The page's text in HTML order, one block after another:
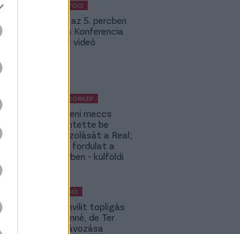
KÜLFÖLDI FOCI
Bolla már az 5. percben
betalált a Konferencia
Ligában – videó
KÜLFÖLDI KÖRKÉP
A Fradi elleni meccs
előtt jelentette be
rekordigazolását a Real;
hatalmas fordulat a
Rodri-ügyben - külföldi
MAGYAR FOCI
Yaakobishvilit topligás
csapat vinné, de Ter
Stegen távozása